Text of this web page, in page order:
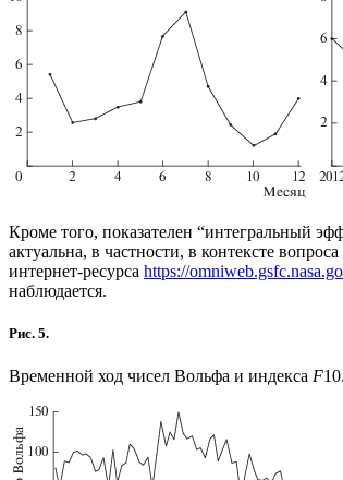
Кроме того, показателен “интегральный
актуальна, в частности, в контексте
интернет-ресурса https://
наблюдается.
Рис. 5.
Временной ход чисел Вольфа и индекса F